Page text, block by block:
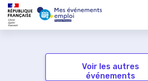
Voir les autres
événements